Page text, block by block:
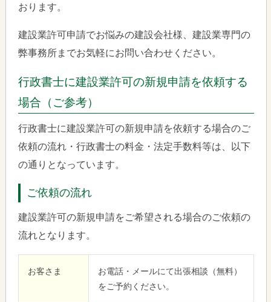
おります。
建設業許可申請でお悩みの建設会社様、建設業専門の
弊事務所までお気軽にお問い合わせください。
行政書士に建設業許可の新規申請を依頼する
場合（ご参考）
行政書士に建設業許可の新規申請を依頼する場合のご
依頼の流れ・行政書士の料金・法定手数料等は、以下
の通りとなっています。
ご依頼の流れ
建設業許可の新規申請をご希望される場合のご依頼の
流れとなります。
お客さま
お電話・メールにて出張相談（無料）
をご予約ください。